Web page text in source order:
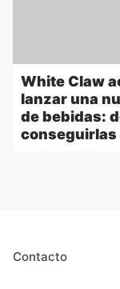
White Claw
lanzar una
de bebidas:
conseguirlas
Contacto